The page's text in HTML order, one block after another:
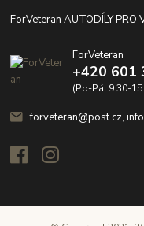
ForVeteran AUTODÍLY PRO
ForVeteran
+420 601
(Po-Pá, 9:30-
forveteran@post.cz,